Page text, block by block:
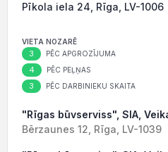
Pīkola iela 24, Rīga, LV-1006
VIETA NOZARĒ
3 PĒC APGROZĪJUMA
4 PĒC PEĻŅAS
3 PĒC DARBINIEKU SKAITA
"Rīgas būvserviss", SIA,
Bērzaunes 12, Rīga, LV-1039